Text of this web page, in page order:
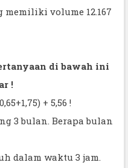
memiliki volume 12.167
di bawah ini
!
+ 5,56 !
3 bulan. Berapa bulan
dalam waktu 3 jam.